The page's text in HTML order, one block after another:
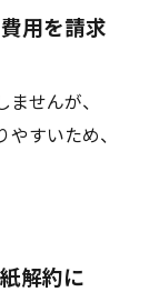
用を請求
せんが、
すいため、
解約に